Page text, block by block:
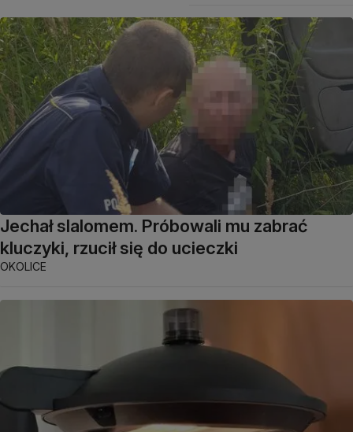
Jechał slalomem. Próbowali mu zabrać
kluczyki, rzucił się do ucieczki
OKOLICE